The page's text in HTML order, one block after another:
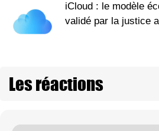
iCloud : le modèle
validé par la justice
Les réactions